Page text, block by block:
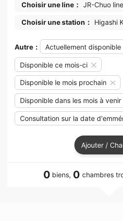
Choisir une line： JR-Chuo line
Choisir une station： Higashi
Autre： Actuellement disponible
Disponible ce mois-ci
Disponible le mois prochain
Disponible dans les mois à venir
Consultation sur la date
Ajouter /
0 biens, 0 chambres